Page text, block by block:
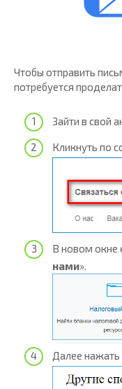
Чтобы отправить
потребуется
Зайти в свой
Кликнуть по
В новом окне
нами».
Далее нажать